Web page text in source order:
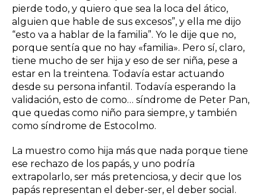
pierde todo, y quiero que sea la loca del ático,
alguien que hable de sus excesos”, y ella me dijo
“esto va a hablar de la familia”. Yo le dije que no,
porque sentía que no hay «familia». Pero sí, claro,
tiene mucho de ser hija y eso de ser niña, pese a
estar en la treintena. Todavía estar actuando
desde su persona infantil. Todavía esperando la
validación, esto de como… síndrome de Peter Pan,
que quedas como niño para siempre, y también
como síndrome de Estocolmo.
La muestro como hija más que nada porque tiene
ese rechazo de los papás, y uno podría
extrapolarlo, ser más pretenciosa, y decir que los
papás representan el deber-ser, el deber social.